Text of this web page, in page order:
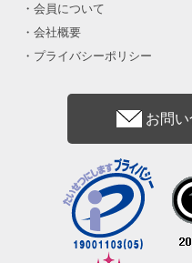
会員について
会社概要
プライバシーポリシー
お問